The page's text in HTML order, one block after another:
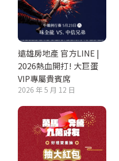
遠雄房地產 官方LINE |
2026熱血開打! 大巨蛋
VIP專屬貴賓席
2026 年 5 月 12 日